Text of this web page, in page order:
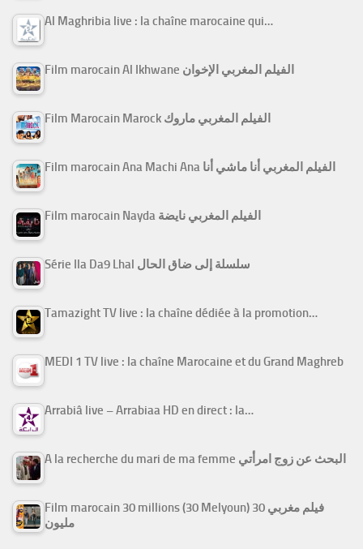
Al Maghribia live : la chaîne marocaine qui…
Film marocain Al Ikhwane الفيلم المغربي الإخوان
Film Marocain Marock الفيلم المغربي ماروك
Film marocain Ana Machi Ana الفيلم المغربي أنا ماشي أنا
Film marocain Nayda الفيلم المغربي نايضة
Série Ila Da9 Lhal سلسلة إلى ضاق الحال
Tamazight TV live : la chaîne dédiée à la promotion…
MEDI 1 TV live : la chaîne Marocaine et du Grand Maghreb
Arrabiâ live – Arrabiaa HD en direct : la…
A la recherche du mari de ma femme البحث عن زوج امرأتي
Film marocain 30 millions (30 Melyoun) فيلم مغربي 30
مليون